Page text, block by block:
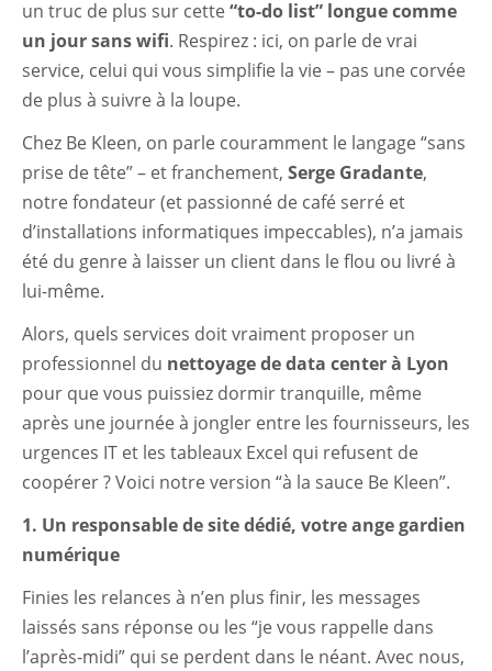
un truc de plus sur cette “to-do list” longue comme
un jour sans wifi. Respirez : ici, on parle de vrai
service, celui qui vous simplifie la vie – pas une corvée
de plus à suivre à la loupe.
Chez Be Kleen, on parle couramment le langage “sans
prise de tête” – et franchement, Serge Gradante,
notre fondateur (et passionné de café serré et
d’installations informatiques impeccables), n’a jamais
été du genre à laisser un client dans le flou ou livré à
lui-même.
Alors, quels services doit vraiment proposer un
professionnel du nettoyage de data center à Lyon
pour que vous puissiez dormir tranquille, même
après une journée à jongler entre les fournisseurs, les
urgences IT et les tableaux Excel qui refusent de
coopérer ? Voici notre version “à la sauce Be Kleen”.
1. Un responsable de site dédié, votre ange gardien
numérique
Finies les relances à n’en plus finir, les messages
laissés sans réponse ou les “je vous rappelle dans
l’après-midi” qui se perdent dans le néant. Avec nous,